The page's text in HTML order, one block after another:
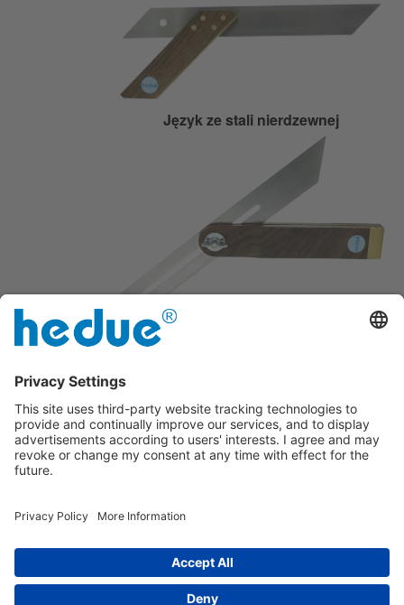
Język ze stali nierdzewnej
Usuwanie i przenoszenie kątów
skala milimetrowa po obu stronach
stalowego języka